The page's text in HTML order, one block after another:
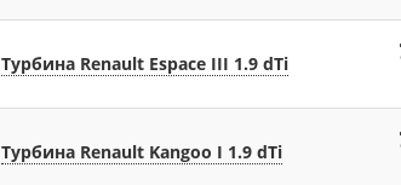
Турбина Renault Espace III 1.9 dTi
Турбина Renault Kangoo I 1.9 dTi